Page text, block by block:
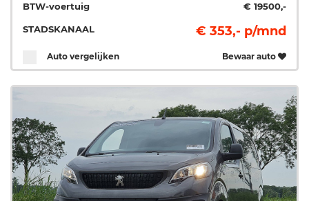
BTW-voertuig
€ 19500,-
STADSKANAAL € 353,- p/mnd
Auto vergelijken Bewaar auto